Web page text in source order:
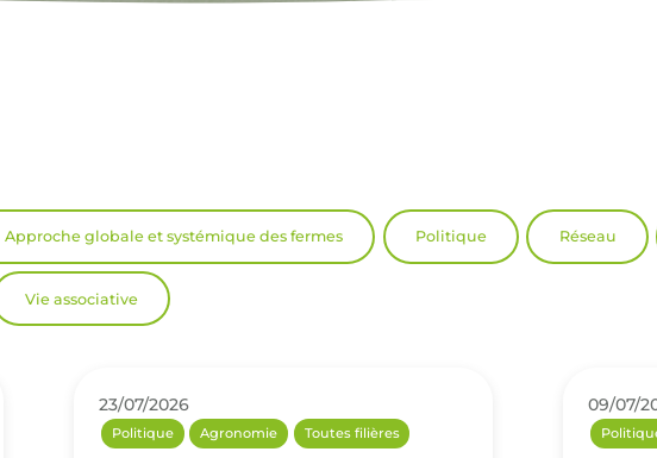
Approche globale et systémique des fermes Politique Réseau
Vie associative
23/07/2026
Politique Agronomie Toutes filières
09/07/